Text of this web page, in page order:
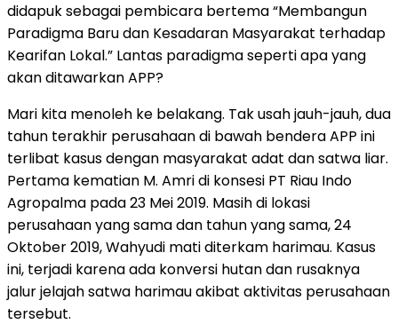
didapuk sebagai pembicara bertema “Membangun
Paradigma Baru dan Kesadaran Masyarakat terhadap
Kearifan Lokal.” Lantas paradigma seperti apa yang
akan ditawarkan APP?
Mari kita menoleh ke belakang. Tak usah jauh-jauh, dua
tahun terakhir perusahaan di bawah bendera APP ini
terlibat kasus dengan masyarakat adat dan satwa liar.
Pertama kematian M. Amri di konsesi PT Riau Indo
Agropalma pada 23 Mei 2019. Masih di lokasi
perusahaan yang sama dan tahun yang sama, 24
Oktober 2019, Wahyudi mati diterkam harimau. Kasus
ini, terjadi karena ada konversi hutan dan rusaknya
jalur jelajah satwa harimau akibat aktivitas perusahaan
tersebut.